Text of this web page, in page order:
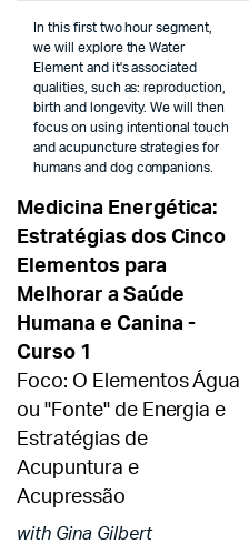
In this first two hour segment,
we will explore the Water
Element and it's associated
qualities, such as: reproduction,
birth and longevity. We will then
focus on using intentional touch
and acupuncture strategies for
humans and dog companions.
Medicina Energética:
Estratégias dos Cinco
Elementos para
Melhorar a Saúde
Humana e Canina -
Curso 1
Foco: O Elementos Água
ou "Fonte" de Energia e
Estratégias de
Acupuntura e
Acupressão
with Gina Gilbert